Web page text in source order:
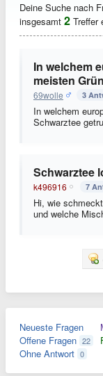
Deine Suche nach
insgesamt 2 Treffer
In welchem
meisten
69wolle 3
In welchem
Schwarztee
Schwarztee
k496916 7
Hi, wie
und welche
Neueste Fragen
Offene Fragen 22
Ohne Antwort 0